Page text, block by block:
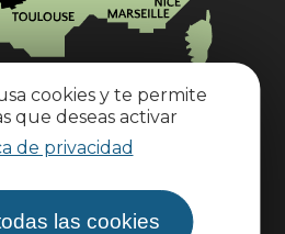
cookies y te permite
que deseas activar
de privacidad
las cookies